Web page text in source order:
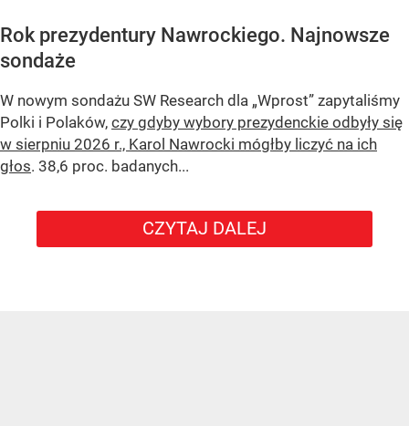
Rok prezydentury Nawrockiego. Najnowsze
sondaże
W nowym sondażu SW Research dla „Wprost” zapytaliśmy
Polki i Polaków, czy gdyby wybory prezydenckie odbyły się
w sierpniu 2026 r., Karol Nawrocki mógłby liczyć na ich
głos. 38,6 proc. badanych...
CZYTAJ DALEJ